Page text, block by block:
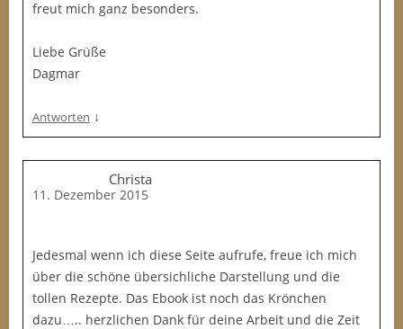
freut mich ganz besonders.
Liebe Grüße
Dagmar
Antworten ↓
Christa
11. Dezember 2015
Jedesmal wenn ich diese Seite aufrufe, freue ich mich
über die schöne übersichliche Darstellung und die
tollen Rezepte. Das Ebook ist noch das Krönchen
dazu….. herzlichen Dank für deine Arbeit und die Zeit